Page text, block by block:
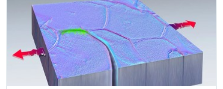
06 Серпня 2023 р.